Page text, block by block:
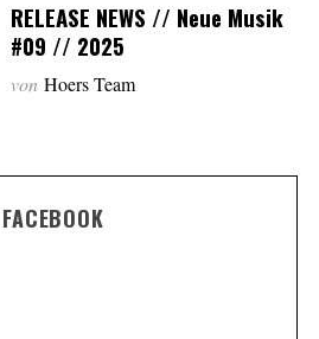
RELEASE NEWS // Neue Musik
#09 // 2025
von Hoers Team
FACEBOOK